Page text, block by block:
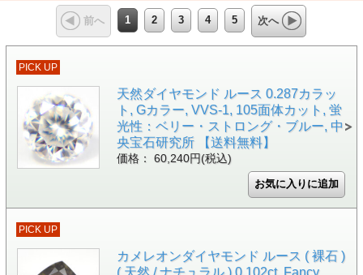
前へ 1 2 3 4 5 次へ
PICK UP
天然ダイヤモンド ルース 0.287カラッ
ト, Gカラー, VVS-1, 105面体カット, 蛍
光性：ベリー・ストロング・ブルー, 中
央宝石研究所 【送料無料】
価格： 60,240円(税込)
PICK UP
カメレオンダイヤモンド ルース ( 裸石 )
( 天然 / ナチュラル ) 0.102ct, Fancy